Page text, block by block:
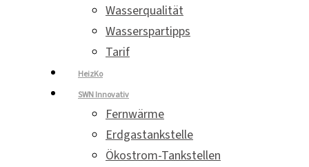
Wasserqualität
Wasserspartipps
Tarif
HeizKo
SWN Innovativ
Fernwärme
Erdgastankstelle
Ökostrom-Tankstellen